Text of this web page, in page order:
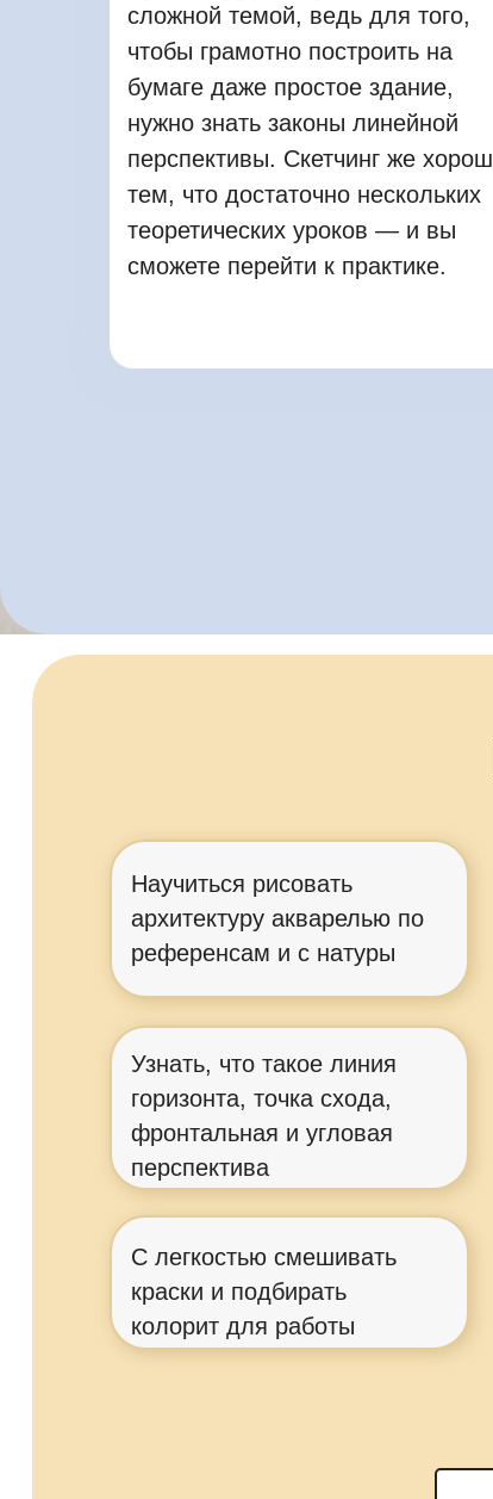
сложной темой, ведь для того,
чтобы грамотно построить на
бумаге даже простое здание,
нужно знать законы линейной
перспективы. Скетчинг же хорош
тем, что достаточно нескольких
теоретических уроков — и вы
сможете перейти к практике.
Научиться рисовать
архитектуру акварелью по
референсам и с натуры
Узнать, что такое линия
горизонта, точка схода,
фронтальная и угловая
перспектива
С легкостью смешивать
краски и подбирать
колорит для работы